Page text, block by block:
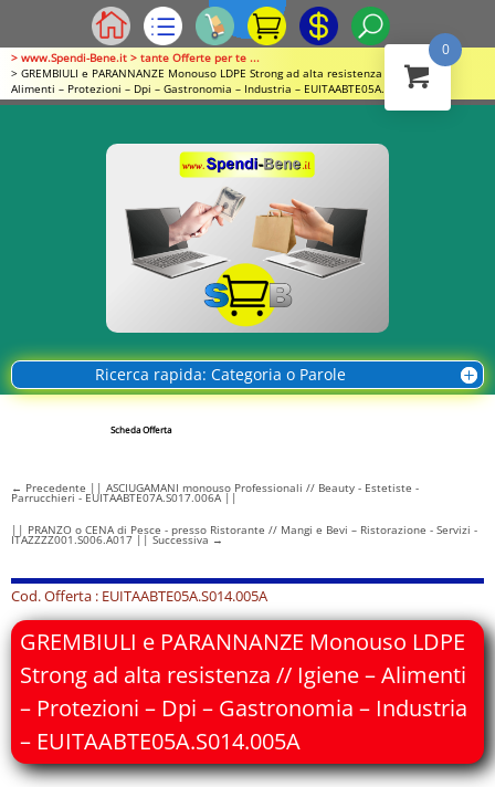
> www.Spendi-Bene.it > tante Offerte per te ...
> GREMBIULI e PARANNANZE Monouso LDPE Strong ad alta resistenza // Igiene –
Alimenti – Protezioni – Dpi – Gastronomia – Industria – EUITAABTE05A.S014.005A
Ricerca rapida: Categoria o Parole
Scheda Offerta
← Precedente || ASCIUGAMANI monouso Professionali // Beauty - Estetiste -
Parrucchieri - EUITAABTE07A.S017.006A ||
|| PRANZO o CENA di Pesce - presso Ristorante // Mangi e Bevi – Ristorazione - Servizi -
ITAZZZZ001.S006.A017 || Successiva →
Cod. Offerta : EUITAABTE05A.S014.005A
GREMBIULI e PARANNANZE Monouso LDPE
Strong ad alta resistenza // Igiene – Alimenti
– Protezioni – Dpi – Gastronomia – Industria
– EUITAABTE05A.S014.005A
0